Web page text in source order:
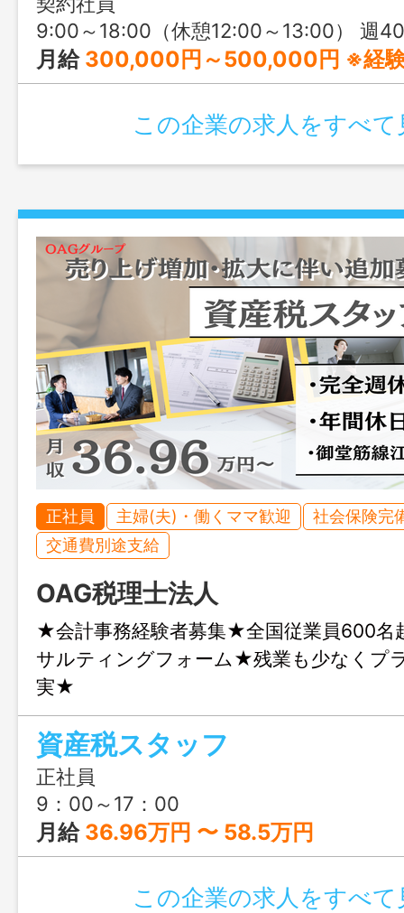
9:00～18:00（休憩12:00～13:00） 週40時間の1ヵ
月給 300,000円～500,000円 ※経験を考慮し、面
この企業の求人をすべて
正社員 主婦(夫)・働くママ歓迎
社会保険完
交通費別途支給
OAG税理士法人
★会計事務経験者募集★全国従業員600名
サルティングフォーム★残業も少なくプ
実★
資産税スタッフ
正社員
9：00～17：00
月給 36.96万円 〜 58.5万円
この企業の求人をすべて